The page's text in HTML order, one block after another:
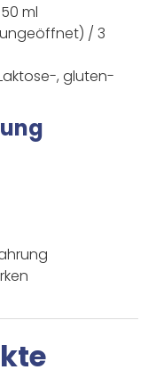
ml
/ 3
, gluten-